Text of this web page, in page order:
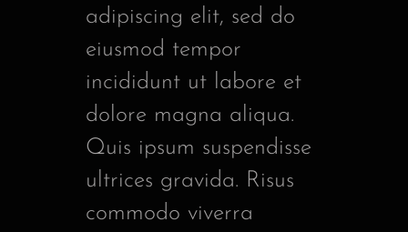
adipiscing elit, sed do
eiusmod tempor
incididunt ut labore et
dolore magna aliqua.
Quis ipsum suspendisse
ultrices gravida. Risus
commodo viverra